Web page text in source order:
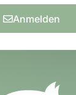
Anmelden